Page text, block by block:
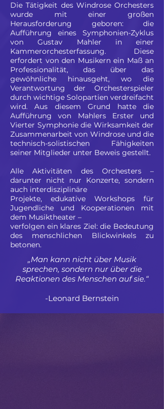
Die Tätigkeit des Windrose Orchesters
wurde mit einer großen
Herausforderung geboren: die
Aufführung eines Symphonien-Zyklus
von Gustav Mahler in einer
Kammerorchesterfassung. Diese
erfordert von den Musikern ein Maß an
Professionalität, das über das
gewöhnliche hinausgeht, wo die
Verantwortung der Orchesterspieler
durch wichtige Solopartien verdreifacht
wird. Aus diesem Grund hatte die
Aufführung von Mahlers Erster und
Vierter Symphonie die Wirksamkeit der
Zusammenarbeit von Windrose und die
technisch-solistischen Fähigkeiten
seiner Mitglieder unter Beweis gestellt.
Alle Aktivitäten des Orchesters –
darunter nicht nur Konzerte, sondern
auch interdisziplinäre
Projekte, edukative Workshops für
Jugendliche und Kooperationen mit
dem Musiktheater –
verfolgen ein klares Ziel: die Bedeutung
des menschlichen Blickwinkels zu
betonen.
„Man kann nicht über Musik
sprechen, sondern nur über die
Reaktionen des Menschen auf sie.“
-Leonard Bernstein